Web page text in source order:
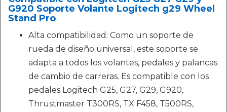
G920 Soporte Volante Logitech g29 Wheel
Stand Pro
Alta compatibilidad: Como un soporte de
rueda de diseño universal, este soporte se
adapta a todos los volantes, pedales y palancas
de cambio de carreras. Es compatible con los
pedales Logitech G25, G27, G29, G920,
Thrustmaster T300RS, TX F458, T500RS,